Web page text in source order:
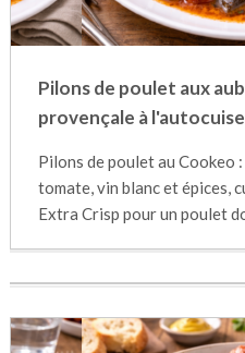
Pilons de poulet aux
provençale à
Pilons de poulet au Cookeo
tomate, vin blanc et épices,
Extra Crisp pour un poulet